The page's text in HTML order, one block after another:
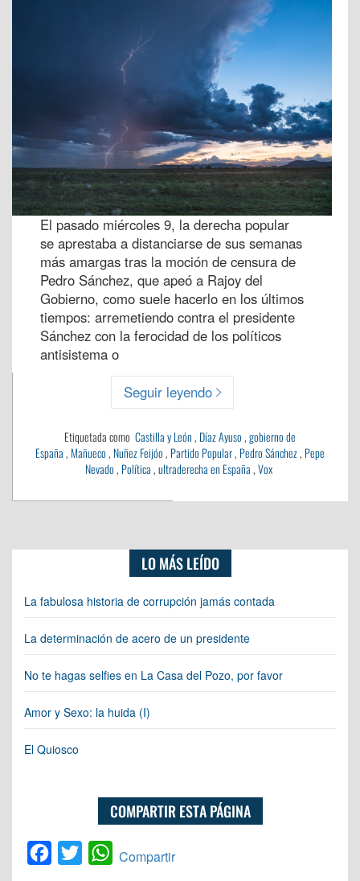
El pasado miércoles 9, la derecha popular
se aprestaba a distanciarse de sus semanas
más amargas tras la moción de censura de
Pedro Sánchez, que apeó a Rajoy del
Gobierno, como suele hacerlo en los últimos
tiempos: arremetiendo contra el presidente
Sánchez con la ferocidad de los políticos
antisistema o
Seguir leyendo
Etiquetada como Castilla y León, Díaz Ayuso,gobierno de
España,Mañueco, Nuñez Feijóo, Partido Popular, Pedro Sánchez, Pepe
Nevado, Política,ultraderecha en España,Vox
LO MÁS LEÍDO
La fabulosa historia de corrupción jamás contada
La determinación de acero de un presidente
No te hagas selfies en La Casa del Pozo, por favor
Amor y Sexo: la huida (I)
El Quiosco
COMPARTIR ESTA PÁGINA
Facebook
Twitter WhatsApp
Compartir